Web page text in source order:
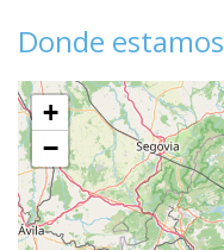
Donde estamos
+
−